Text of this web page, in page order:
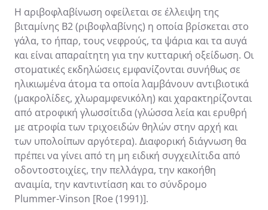
Η αριβοφλαβίνωση οφείλεται σε έλλειψη της
βιταμίνης Β2 (ριβοφλαβίνης) η οποία βρίσκεται στο
γάλα, το ήπαρ, τους νεφρούς, τα ψάρια και τα αυγά
και είναι απαραίτητη για την κυτταρική οξείδωση. Οι
στοματικές εκδηλώσεις εμφανίζονται συνήθως σε
ηλικιωμένα άτομα τα οποία λαμβάνουν αντιβιοτικά
(μακρολίδες, χλωραμφενικόλη) και χαρακτηρίζονται
από ατροφική γλωσσίτιδα (γλώσσα λεία και ερυθρή
με ατροφία των τριχοειδών θηλών στην αρχή και
των υπολοίπων αργότερα). Διαφορική διάγνωση θα
πρέπει να γίνει από τη μη ειδική συγχειλίτιδα από
οδοντοστοιχίες, την πελλάγρα, την κακοήθη
αναιμία, την καντιντίαση και το σύνδρομο
Plummer-Vinson [Roe (1991)].